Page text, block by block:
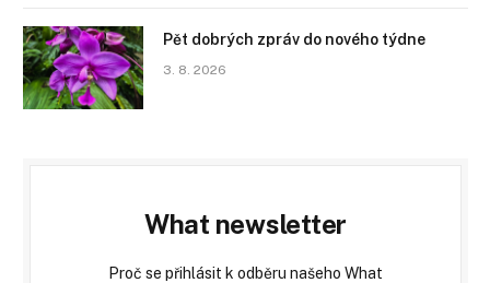
Pět dobrých zpráv do nového týdne
3. 8. 2026
What newsletter
Proč se přihlásit k odběru našeho What